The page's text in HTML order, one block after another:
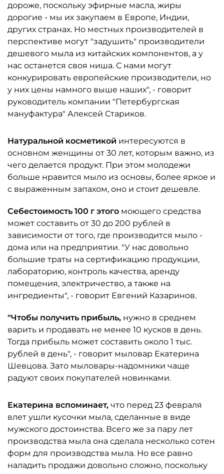
дороже, поскольку эфирные масла, жиры
дорогие - мы их закупаем в Европе, Индии,
других странах. Но местных производителей в
перспективе могут "задушить" производители
дешевого мыла из китайских компонентов, а у
нас останется своя ниша. С нами могут
конкурировать европейские производители, но
у них цены намного выше наших", - говорит
руководитель компании "Петербургская
мануфактура" Алексей Стариков.
Натуральной косметикой интересуются в
основном женщины от 30 лет, которым важно, из
чего делается продукт. При этом молодежи
больше нравится мыло из основы, более яркое и
с выраженным запахом, оно и стоит дешевле.
Себестоимость 100 г этого моющего средства
может составить от 30 до 200 рублей в
зависимости от того, где производится мыло -
дома или на предприятии. "У нас довольно
большие траты на сертификацию продукции,
лабораторию, контроль качества, аренду
помещения, электричество, а также на
ингредиенты", - говорит Евгений Казаринов.
"Чтобы получить прибыль, нужно в среднем
варить и продавать не менее 10 кусков в день.
Тогда прибыль может составить около 1 тыс.
рублей в день", - говорит мыловар Екатерина
Шевцова. Зато мыловары-надомники чаще
радуют своих покупателей новинками.
Екатерина вспоминает, что перед 23 февраля
влет ушли кусочки мыла, сделанные в виде
мужского достоинства. Всего же за пару лет
производства мыла она сделала несколько сотен
форм для производства мыла. Но все равно
наладить продажи довольно сложно, поскольку